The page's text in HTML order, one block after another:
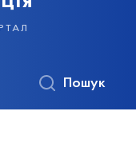
Пошук